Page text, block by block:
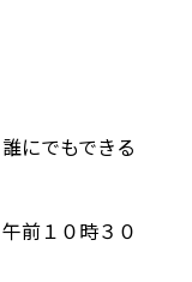
にでもできる
前１０時３０